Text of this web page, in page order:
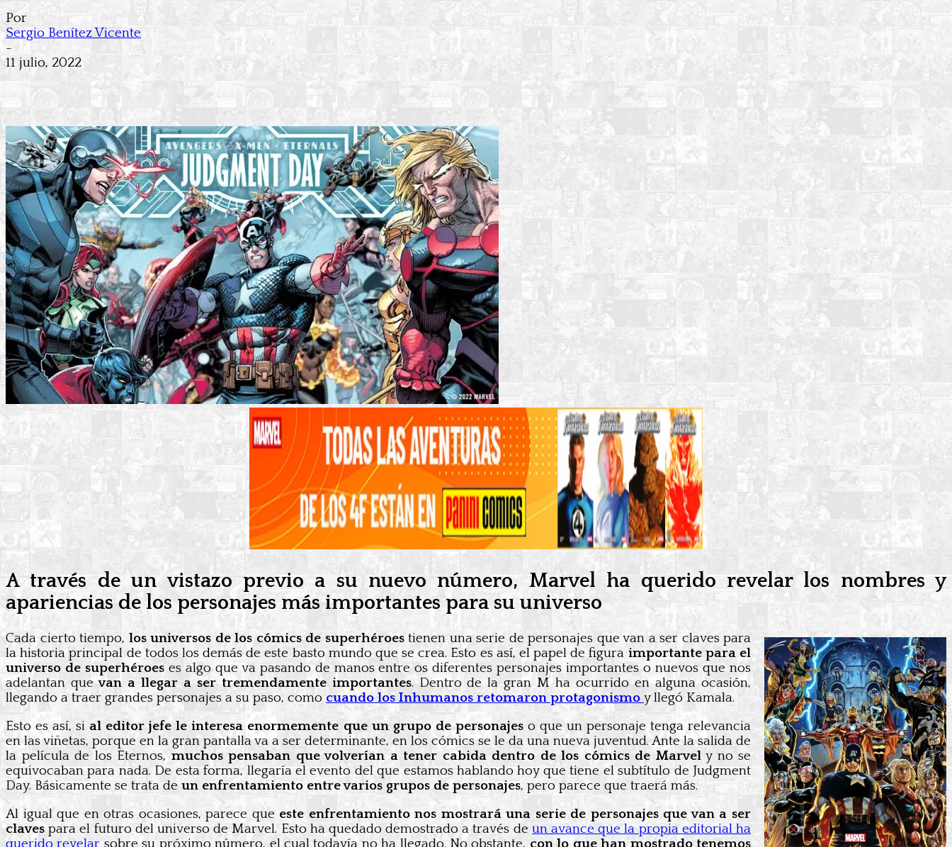
Por
Sergio Benítez Vicente
-
11 julio, 2022
A través de un vistazo previo a su nuevo número, Marvel ha querido revelar los nombres y
apariencias de los personajes más importantes para su universo
Cada cierto tiempo, los universos de los cómics de superhéroestienen una serie de personajes que van a ser claves para
la historia principal de todos los demás de este basto mundo que se crea. Esto es así, el papel de figura importante para el
universo de superhéroes es algo que va pasando de manos entre os diferentes personajes importantes o nuevos que nos
adelantan quevan a llegar a ser tremendamente importantes. Dentro de la gran M ha ocurrido en alguna ocasión,
llegando a traer grandes personajes a su paso, como cuando los Inhumanos retomaron protagonismo y llegó Kamala.
Esto es así, si al editor jefe le interesa enormemente que un grupo de personajeso que un personaje tenga relevancia
en las viñetas, porque en la gran pantalla va a ser determinante, en los cómics se le da una nueva juventud. Ante la salida de
la película de los Eternos, muchos pensaban que volverían a tener cabida dentro de los cómics de Marvely no se
equivocaban para nada. De esta forma, llegaría el evento del que estamos hablando hoy que tiene el subtítulo de Judgment
Day. Básicamente se trata de un enfrentamiento entre varios grupos de personajes, pero parece que traerá más.
Al igual que en otras ocasiones, parece que este enfrentamiento nos mostrará una serie de personajes que van a ser
clavespara el futuro del universo de Marvel. Esto ha quedado demostrado a través de un avance que la propia editorial ha
querido revelar sobre su próximo número, el cual todavía no ha llegado. No obstante, con lo que han mostrado tenemos